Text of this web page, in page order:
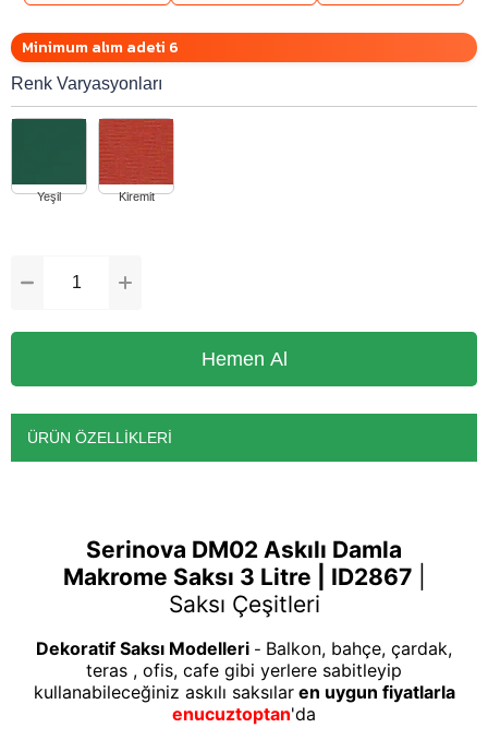
Minimum alım adeti 6
Renk Varyasyonları
ÜRÜN ÖZELLIKLERI
Serinova DM02 Askılı Damla
Makrome Saksı 3 Litre | ID2867|
Saksı Çeşitleri
Dekoratif Saksı Modelleri - Balkon, bahçe, çardak,
teras , ofis, cafe gibi yerlere sabitleyip
kullanabileceğiniz askılı saksılaren uygun fiyatlarla
enucuztoptan'da